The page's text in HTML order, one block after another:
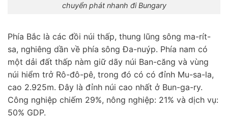
chuyển phát nhanh đi Bungary
Phía Bắc là các đồi núi thấp, thung lũng sông ma-rít-
sa, nghiêng dần về phía sông Đa-nuýp. Phía nam có
một dải đất thấp nàm giữ dãy núi Ban-căng và vùng
núi hiểm trở Rô-đô-pê, trong đó có có đỉnh Mu-sa-la,
cao 2.925m. Đây là đỉnh núi cao nhất ở Bun-ga-ry.
Công nghiệp chiếm 29%, nông nghiệp: 21% và dịch vụ:
50% GDP.